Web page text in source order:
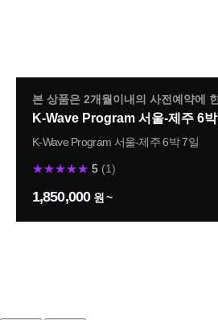
본 상품은 2개월이내의 사전예약에
K-Wave Program 서울-제주 6박
K-Wave Program 서울-제주 6박 7일
★★★★★ 5 (1)
1,850,000 원 ~